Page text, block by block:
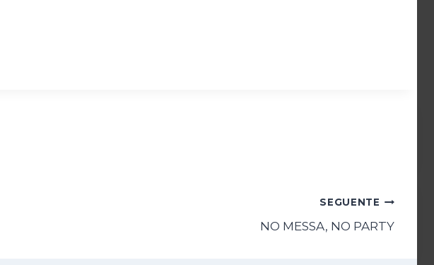
SEGUENTE
NO MESSA, NO PARTY